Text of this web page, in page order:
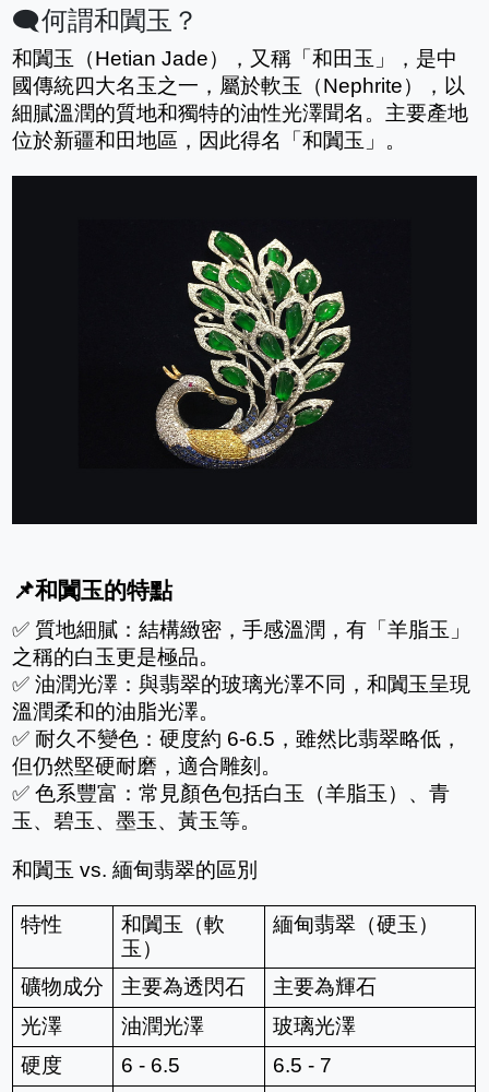
🗨️何謂和闐玉？
和闐玉（Hetian Jade），又稱「和田玉」，是中
國傳統四大名玉之一，屬於軟玉（Nephrite），以
細膩溫潤的質地和獨特的油性光澤聞名。主要產地
位於新疆和田地區，因此得名「和闐玉」。
📌和闐玉的特點
✅ 質地細膩：結構緻密，手感溫潤，有「羊脂玉」
之稱的白玉更是極品。
✅ 油潤光澤：與翡翠的玻璃光澤不同，和闐玉呈現
溫潤柔和的油脂光澤。
✅ 耐久不變色：硬度約 6-6.5，雖然比翡翠略低，
但仍然堅硬耐磨，適合雕刻。
✅ 色系豐富：常見顏色包括白玉（羊脂玉）、青
玉、碧玉、墨玉、黃玉等。
和闐玉 vs. 緬甸翡翠的區別
特性
和闐玉（軟
玉）
緬甸翡翠（硬玉）
礦物成分 主要為透閃石
主要為輝石
光澤
油潤光澤
玻璃光澤
硬度
6 - 6.5
6.5 - 7